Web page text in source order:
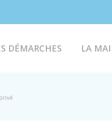
DÉMARCHES LA